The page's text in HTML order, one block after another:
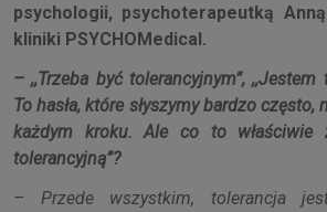
psychologii, psychoterapeutką
kliniki PSYCHOMedical.
– ,,Trzeba być tolerancyjnym”, ,,Jestem
To hasła, które słyszymy bardzo często,
każdym kroku. Ale co to właściwie
tolerancyjną”?
– Przede wszystkim, tolerancja